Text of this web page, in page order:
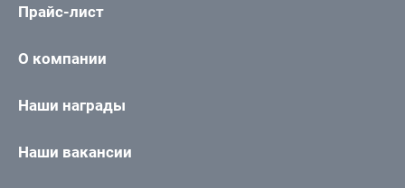
Прайс-лист
О компании
Наши награды
Наши вакансии